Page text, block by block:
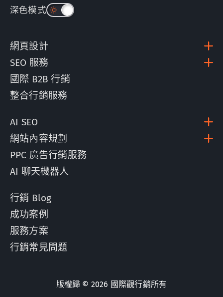
深色模式
網頁設計
SEO 服務
國際 B2B 行銷
整合行銷服務
AI SEO
網站內容規劃
PPC 廣告行銷服務
AI 聊天機器人
行銷 Blog
成功案例
服務方案
行銷常見問題
版權歸 © 2026 國際觀行銷所有